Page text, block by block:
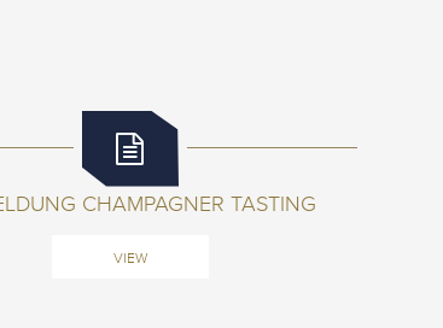
CHAMPAGNER TASTING
VIEW